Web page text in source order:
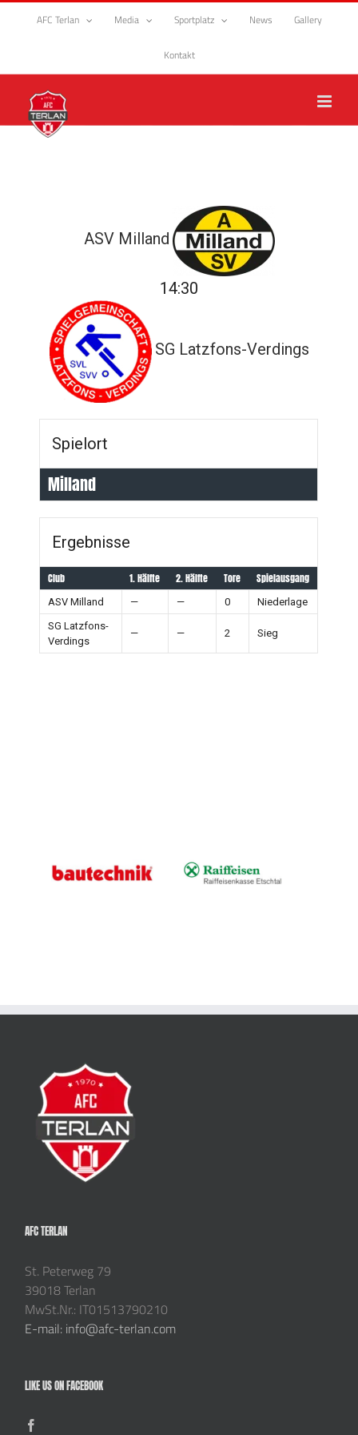
Zum
AFC Terlan Media Sportplatz News Gallery
Kontakt
ASV Milland
14:30
SG Latzfons-Verdings
Spielort
Milland
Ergebnisse
Club 1. Hälfte 2. Hälfte Tore Spielausgang
ASV Milland — — 0
Niederlage
SG Latzfons-
Verdings
— — 2 Sieg
AFC TERLAN
St. Peterweg 79
39018 Terlan
MwSt.Nr.: IT01513790210
E-mail: info@afc-terlan.com
LIKE US ON FACEBOOK